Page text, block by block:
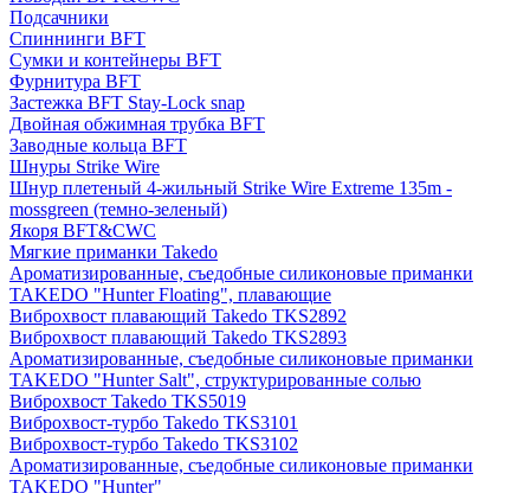
Подсачники
Спиннинги BFT
Сумки и контейнеры BFT
Фурнитура BFT
Застежка BFT Stay-Lock snap
Двойная обжимная трубка BFT
Заводные кольца BFT
Шнуры Strike Wire
Шнур плетеный 4-жильный Strike Wire Extreme 135m -
mossgreen (темно-зеленый)
Якоря BFT&CWC
Мягкие приманки Takedo
Ароматизированные, съедобные силиконовые приманки
TAKEDO "Hunter Floating", плавающие
Виброхвост плавающий Takedo TKS2892
Виброхвост плавающий Takedo TKS2893
Ароматизированные, съедобные силиконовые приманки
TAKEDO "Hunter Salt", структурированные солью
Виброхвост Takedo TKS5019
Виброхвост-турбо Takedo TKS3101
Виброхвост-турбо Takedo TKS3102
Ароматизированные, съедобные силиконовые приманки
TAKEDO "Hunter"